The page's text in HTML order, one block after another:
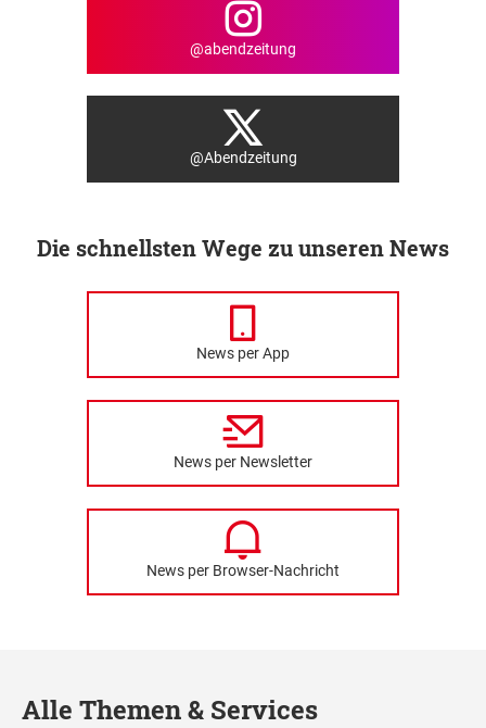
@abendzeitung
@Abendzeitung
Die schnellsten Wege zu unseren News
News per App
News per Newsletter
News per Browser-Nachricht
Alle Themen & Services